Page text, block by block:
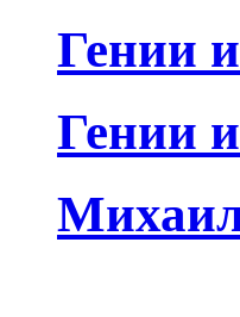
Гении
Гении